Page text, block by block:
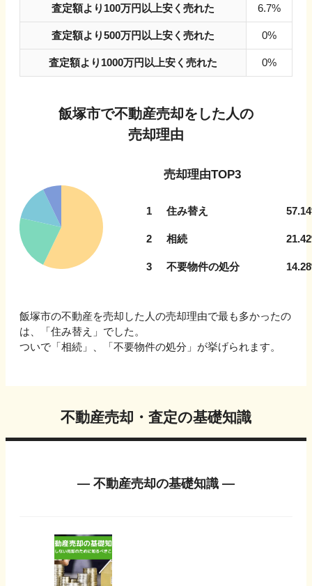
査定額より100万円以上安く売れた 6.7%
査定額より500万円以上安く売れた 0%
査定額より1000万円以上安く売れた 0%
飯塚市で不動産売却をした人の
売却理由
売却理由TOP3
1 住み替え 57.14
2 相続 21.42
3 不要物件の処分 14.28
飯塚市の不動産を売却した人の売却理由で最も多かったの
は、「住み替え 」でした。
ついで 「相続」、「不要物件の処分」 が挙げられます。
不動産売却・査定の基礎知識
― 不動産売却の基礎知識 ―